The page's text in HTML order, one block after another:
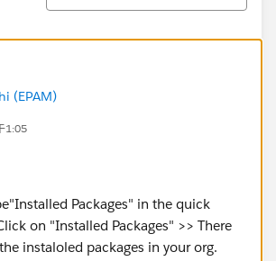
(EPAM)
1:05
Packages" in the quick
on "Installed Packages" >> There
instaloled packages in your org.